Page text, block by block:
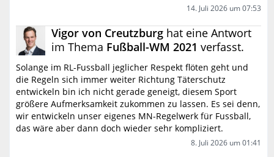
14. Juli 2026 um 07:53
Vigor von Creutzburg hat eine Antwort
im Thema Fußball-WM 2021 verfasst.
Solange im RL-Fussball jeglicher Respekt flöten geht und
die Regeln sich immer weiter Richtung Täterschutz
entwickeln bin ich nicht gerade geneigt, diesem Sport
größere Aufmerksamkeit zukommen zu lassen. Es sei denn,
wir entwickeln unser eigenes MN-Regelwerk für Fussball,
das wäre aber dann doch wieder sehr kompliziert.
8. Juli 2026 um 01:41